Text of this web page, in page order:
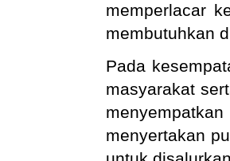
memperlacar
membutuhkan
Pada
masyarakat
menyertakan